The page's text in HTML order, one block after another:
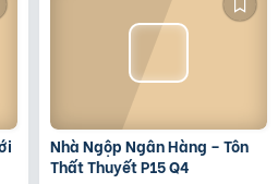
Nhà Ngộp Ngân Hàng – Tôn
Thất Thuyết P15 Q4